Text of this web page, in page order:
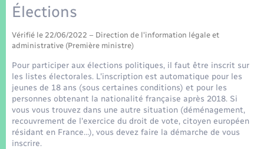
Organisation d’événement
Sécurité - Prévention
Seniors
Transports
Voirie et espace public
Élections
Vérifié le 22/06/2022 – Direction de l'information légale et
administrative (Première ministre)
Pour participer aux élections politiques, il faut être inscrit sur
les listes électorales. L'inscription est automatique pour les
jeunes de 18 ans (sous certaines conditions) et pour les
personnes obtenant la nationalité française après 2018. Si
vous vous trouvez dans une autre situation (déménagement,
recouvrement de l'exercice du droit de vote, citoyen européen
résidant en France…), vous devez faire la démarche de vous
inscrire.